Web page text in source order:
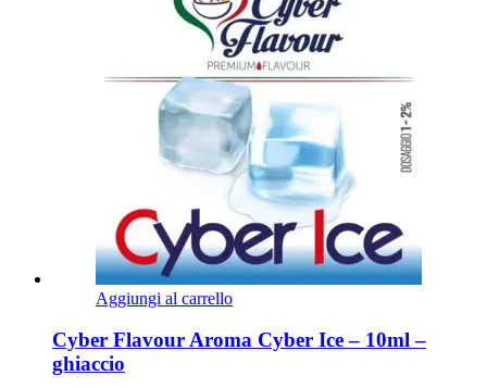
Aggiungi al carrello
Cyber Flavour Aroma Cyber Ice – 10ml –
ghiaccio